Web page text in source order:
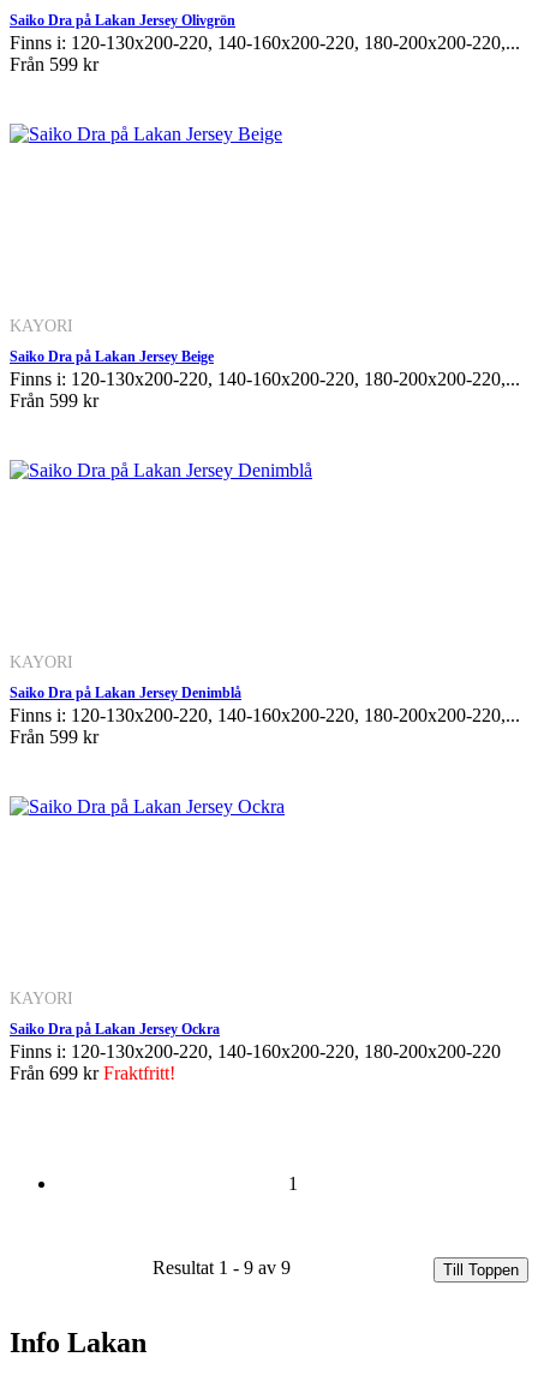
Saiko Dra på Lakan Jersey Olivgrön
Finns i: 120-130x200-220, 140-160x200-220, 180-200x200-220,...
Från 599 kr
KAYORI
Saiko Dra på Lakan Jersey Beige
Finns i: 120-130x200-220, 140-160x200-220, 180-200x200-220,...
Från 599 kr
KAYORI
Saiko Dra på Lakan Jersey Denimblå
Finns i: 120-130x200-220, 140-160x200-220, 180-200x200-220,...
Från 599 kr
KAYORI
Saiko Dra på Lakan Jersey Ockra
Finns i: 120-130x200-220, 140-160x200-220, 180-200x200-220
Från 699 krFraktfritt!
1
Resultat 1 - 9 av 9 Till Toppen
Info Lakan